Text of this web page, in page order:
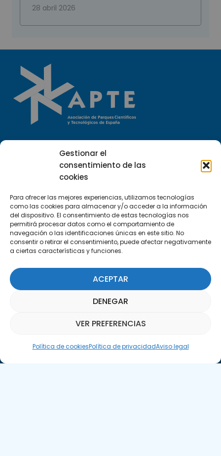
Gestionar el
consentimiento de las
cookies
Para ofrecer las mejores experiencias, utilizamos tecnologías
como las cookies para almacenar y/o acceder a la información
del dispositivo. El consentimiento de estas tecnologías nos
permitirá procesar datos como el comportamiento de
navegación o las identificaciones únicas en este sitio. No
consentir o retirar el consentimiento, puede afectar negativamente
a ciertas características y funciones.
ACEPTAR
DENEGAR
VER PREFERENCIAS
Política de cookiesPolítica de privacidadAviso legal
28 abril 2026
(+34) 951 23 13 06
info@apte.org
Encuéntranos
C/Marie Curie, 35
29590 Campanillas, Málaga